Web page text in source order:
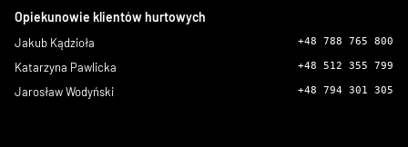
Opiekunowie klientów hurtowych
Jakub Kądzioła +48 788 765 800
Katarzyna Pawlicka +48 512 355 799
Jarosław Wodyński +48 794 301 305